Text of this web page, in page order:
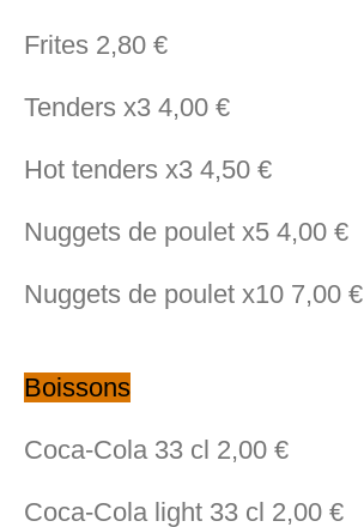
Frites 2,80 €
Tenders x3 4,00 €
Hot tenders x3 4,50 €
Nuggets de poulet x5 4,00 €
Nuggets de poulet x10 7,00 €
Boissons
Coca-Cola 33 cl 2,00 €
Coca-Cola light 33 cl 2,00 €